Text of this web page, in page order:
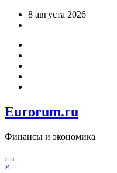
Перейти8 августа 2026
Eurorum.ru
Финансы и экономика
×